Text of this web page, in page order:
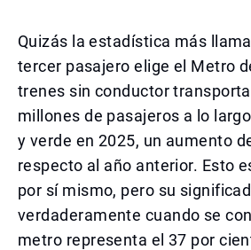
Quizás la estadística más
tercer pasajero elige el Metro
trenes sin conductor
millones de pasajeros a lo
y verde en 2025, un aumento
respecto al año anterior. Esto
por sí mismo, pero su
verdaderamente cuando se
metro representa el 37 por